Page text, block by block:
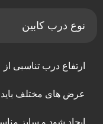
نوع درب کابین
عرض های مختلف باید
ایجاد شود و سایز مناسبی